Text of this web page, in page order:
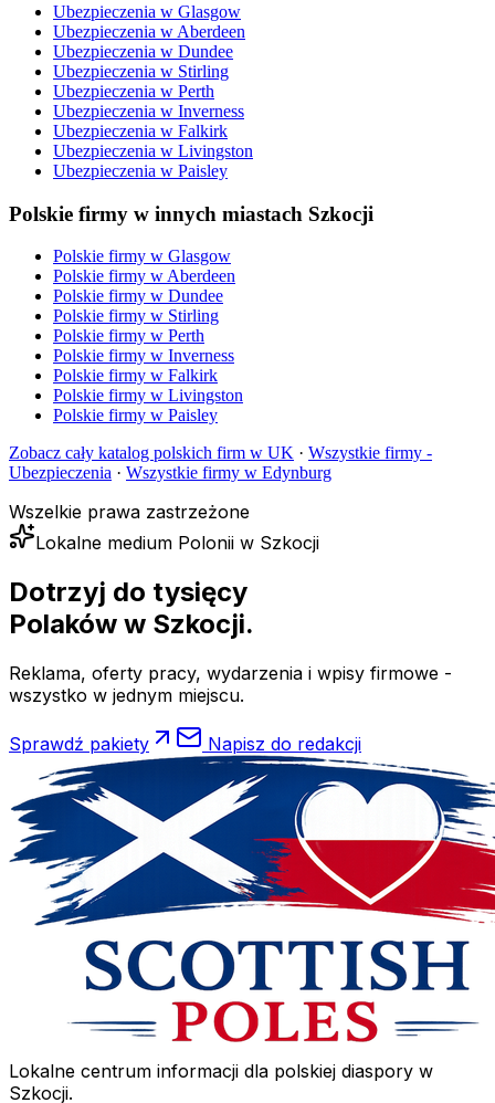
Ubezpieczenia w Glasgow
Ubezpieczenia w Aberdeen
Ubezpieczenia w Dundee
Ubezpieczenia w Stirling
Ubezpieczenia w Perth
Ubezpieczenia w Inverness
Ubezpieczenia w Falkirk
Ubezpieczenia w Livingston
Ubezpieczenia w Paisley
Polskie firmy w innych miastach Szkocji
Polskie firmy w Glasgow
Polskie firmy w Aberdeen
Polskie firmy w Dundee
Polskie firmy w Stirling
Polskie firmy w Perth
Polskie firmy w Inverness
Polskie firmy w Falkirk
Polskie firmy w Livingston
Polskie firmy w Paisley
Zobacz cały katalog polskich firm w UK · Wszystkie firmy -
Ubezpieczenia · Wszystkie firmy w Edynburg
Wszelkie prawa zastrzeżone
Lokalne medium Polonii w Szkocji
Dotrzyj do tysięcy
Polaków w Szkocji.
Reklama, oferty pracy, wydarzenia i wpisy firmowe -
wszystko w jednym miejscu.
Sprawdź pakiety Napisz do redakcji
Lokalne centrum informacji dla polskiej diaspory w
Szkocji.